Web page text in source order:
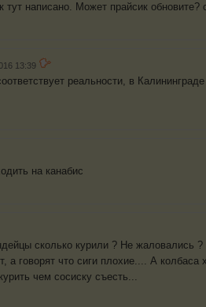
тут написано. Может прайсик обновите?
13:39
реальности, в
на канабис
сколько курили ? Не жаловались
а говорят что сиги плохие.... А
чем сосиску съесть...